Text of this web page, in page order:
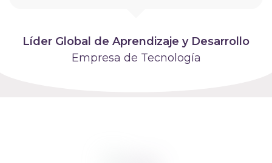
Líder Global de Aprendizaje y Desarrollo
Empresa de Tecnología